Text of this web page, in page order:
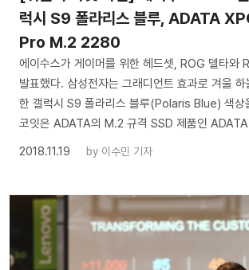
럭시 S9 폴라리스 블루, ADATA
Pro M.2 2280
에이수스가 게이머를 위한 헤드셋, ROG 델타와
발표했다. 삼성전자는 그래디언트 효과로 겨울
한 갤럭시 S9 폴라리스 블루(Polaris Blue) 색상
코잇은 ADATA의 M.2 규격 SSD 제품인
2018.11.19
by 이수민 기자